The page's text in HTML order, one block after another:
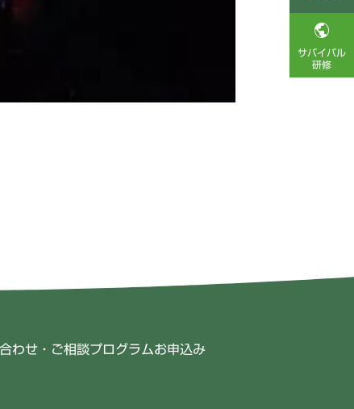
わせ・ご相談プログラムお申込み

サバイバル
研修